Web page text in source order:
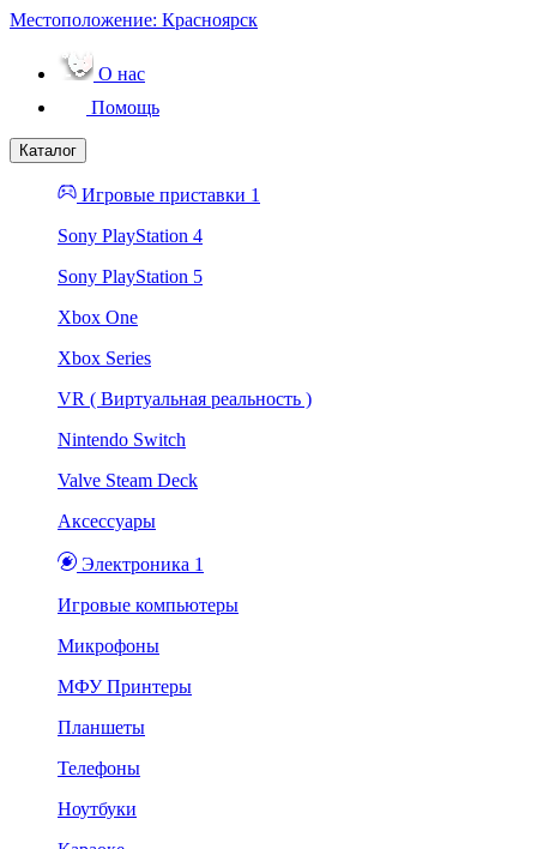
Местоположение: Красноярск
О нас
Помощь
Каталог
Игровые приставки 1
Sony PlayStation 4
Sony PlayStation 5
Xbox One
Xbox Series
VR ( Виртуальная реальность )
Nintendo Switch
Valve Steam Deck
Аксессуары
Электроника 1
Игровые компьютеры
Микрофоны
МФУ Принтеры
Планшеты
Телефоны
Ноутбуки